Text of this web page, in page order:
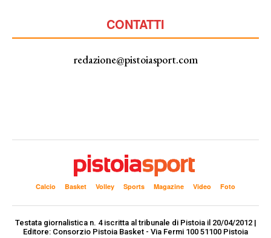
CONTATTI
redazione@pistoiasport.com
Calcio Basket Volley Sports Magazine Video Foto
Testata giornalistica n. 4 iscritta al tribunale di Pistoia il 20/04/2012 |
Editore: Consorzio Pistoia Basket - Via Fermi 100 51100 Pistoia